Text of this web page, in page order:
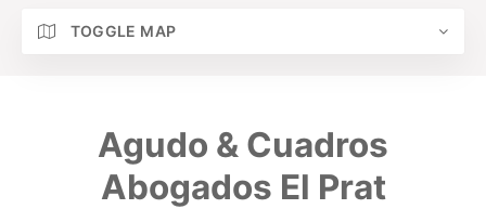
TOGGLE MAP
Agudo & Cuadros
Abogados El Prat